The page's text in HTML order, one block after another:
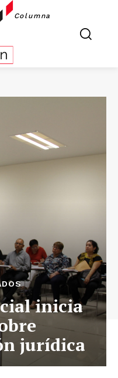
Columna
inicia
jurídica